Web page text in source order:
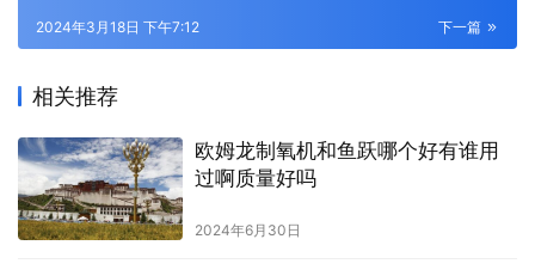
下一篇
2024年3月18日 下午7:12
相关推荐
欧姆龙制氧机和鱼跃哪个好有谁用
过啊质量好吗
2024年6月30日